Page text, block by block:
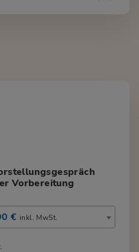
Vorbereitung
€ inkl. MwSt.